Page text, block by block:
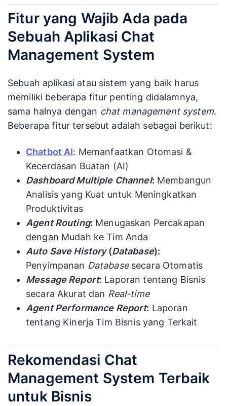
Fitur yang Wajib Ada pada
Sebuah Aplikasi Chat
Management System
Sebuah aplikasi atau sistem yang baik harus
memiliki beberapa fitur penting didalamnya,
sama halnya dengan chat management system.
Beberapa fitur tersebut adalah sebagai berikut:
Chatbot AI: Memanfaatkan Otomasi &
Kecerdasan Buatan (AI)
Dashboard Multiple Channel: Membangun
Analisis yang Kuat untuk Meningkatkan
Produktivitas
Agent Routing: Menugaskan Percakapan
dengan Mudah ke Tim Anda
Auto Save History(Database):
Penyimpanan Databasesecara Otomatis
Message Report: Laporan tentang Bisnis
secara Akurat dan Real-time
Agent Performance Report: Laporan
tentang Kinerja Tim Bisnis yang Terkait
Rekomendasi Chat
Management System Terbaik
untuk Bisnis